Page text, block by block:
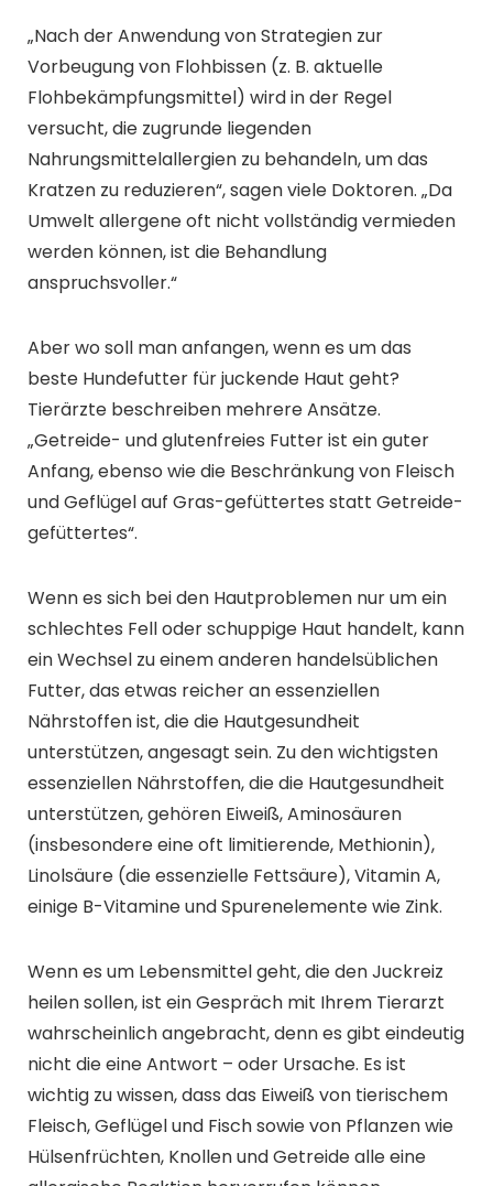
„Nach der Anwendung von Strategien zur
Vorbeugung von Flohbissen (z. B. aktuelle
Flohbekämpfungsmittel) wird in der Regel
versucht, die zugrunde liegenden
Nahrungsmittelallergien zu behandeln, um das
Kratzen zu reduzieren“, sagen viele Doktoren. „Da
Umwelt allergene oft nicht vollständig vermieden
werden können, ist die Behandlung
anspruchsvoller.“
Aber wo soll man anfangen, wenn es um das
beste Hundefutter für juckende Haut geht?
Tierärzte beschreiben mehrere Ansätze.
„Getreide- und glutenfreies Futter ist ein guter
Anfang, ebenso wie die Beschränkung von Fleisch
und Geflügel auf Gras-gefüttertes statt Getreide-
gefüttertes“.
Wenn es sich bei den Hautproblemen nur um ein
schlechtes Fell oder schuppige Haut handelt, kann
ein Wechsel zu einem anderen handelsüblichen
Futter, das etwas reicher an essenziellen
Nährstoffen ist, die die Hautgesundheit
unterstützen, angesagt sein. Zu den wichtigsten
essenziellen Nährstoffen, die die Hautgesundheit
unterstützen, gehören Eiweiß, Aminosäuren
(insbesondere eine oft limitierende, Methionin),
Linolsäure (die essenzielle Fettsäure), Vitamin A,
einige B-Vitamine und Spurenelemente wie Zink.
Wenn es um Lebensmittel geht, die den Juckreiz
heilen sollen, ist ein Gespräch mit Ihrem Tierarzt
wahrscheinlich angebracht, denn es gibt eindeutig
nicht die eine Antwort – oder Ursache. Es ist
wichtig zu wissen, dass das Eiweiß von tierischem
Fleisch, Geflügel und Fisch sowie von Pflanzen wie
Hülsenfrüchten, Knollen und Getreide alle eine